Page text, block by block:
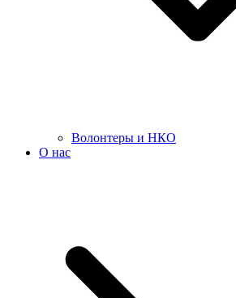
Волонтеры и НКО
О нас